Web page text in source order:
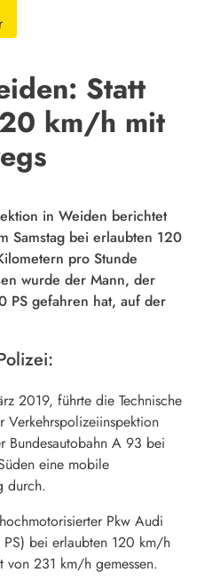
Statt
km/h mit
in Weiden berichtet
Samstag bei erlaubten 120
pro Stunde
wurde der Mann, der
PS gefahren hat, auf der
2019, führte die Technische
Verkehrspolizeiinspektion
A 93 bei
eine mobile
durch.
Pkw Audi
bei erlaubten 120 km/h
von 231 km/h gemessen.